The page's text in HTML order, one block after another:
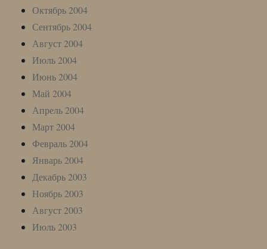
Октябрь 2004
Сентябрь 2004
Август 2004
Июль 2004
Июнь 2004
Май 2004
Апрель 2004
Март 2004
Февраль 2004
Январь 2004
Декабрь 2003
Ноябрь 2003
Август 2003
Июль 2003